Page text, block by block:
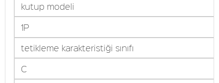
kutup modeli
1P
tetikleme karakteristiği sınıfı
C